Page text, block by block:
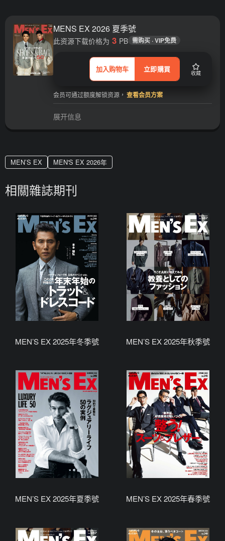
MENS EX 2026 夏季號
加入购物车 立即購買 收藏
此资源下载价格为 3 PB 需购买 · VIP免费
会员可通过额度解锁资源， 查看会员方案
展开信息
MEN’S EX MEN'S EX 2026年
相關雜誌期刊
MEN’S EX 2025年冬季號 MEN’S EX 2025年秋季號
MEN’S EX 2025年夏季號 MEN’S EX 2025年春季號